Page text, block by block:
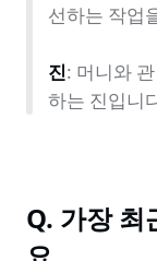
선하는 작업
진: 머니와
하는 진입니
Q. 가장 최